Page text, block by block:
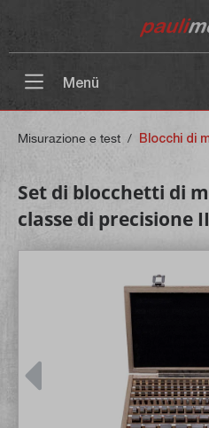
Menü
Misurazione e test / Blocchi di
Set di blocchetti di
classe di precisione